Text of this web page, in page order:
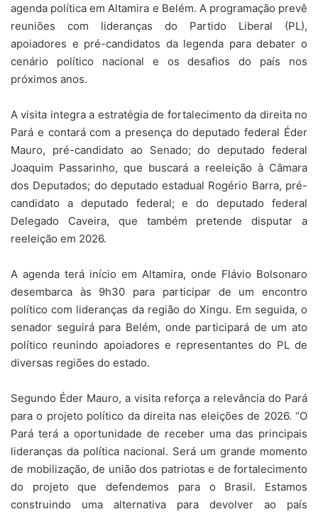
agenda política em Altamira e Belém. A programação prevê
reuniões com lideranças do Partido Liberal (PL),
apoiadores e pré-candidatos da legenda para debater o
cenário político nacional e os desafios do país nos
próximos anos.
A visita integra a estratégia de fortalecimento da direita no
Pará e contará com a presença do deputado federal Éder
Mauro, pré-candidato ao Senado; do deputado federal
Joaquim Passarinho, que buscará a reeleição à Câmara
dos Deputados; do deputado estadual Rogério Barra, pré-
candidato a deputado federal; e do deputado federal
Delegado Caveira, que também pretende disputar a
reeleição em 2026.
A agenda terá início em Altamira, onde Flávio Bolsonaro
desembarca às 9h30 para participar de um encontro
político com lideranças da região do Xingu. Em seguida, o
senador seguirá para Belém, onde participará de um ato
político reunindo apoiadores e representantes do PL de
diversas regiões do estado.
Segundo Éder Mauro, a visita reforça a relevância do Pará
para o projeto político da direita nas eleições de 2026. “O
Pará terá a oportunidade de receber uma das principais
lideranças da política nacional. Será um grande momento
de mobilização, de união dos patriotas e de fortalecimento
do projeto que defendemos para o Brasil. Estamos
construindo uma alternativa para devolver ao país